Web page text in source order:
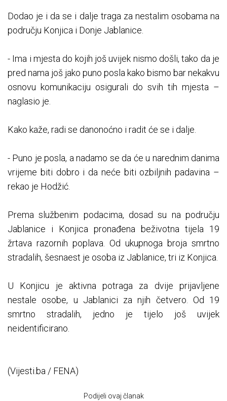
Dodao je i da se i dalje traga za nestalim osobama na
području Konjica i Donje Jablanice.
- Ima i mjesta do kojih još uvijek nismo došli, tako da je
pred nama još jako puno posla kako bismo bar nekakvu
osnovu komunikaciju osigurali do svih tih mjesta –
naglasio je.
Kako kaže, radi se danonoćno i radit će se i dalje.
- Puno je posla, a nadamo se da će u narednim danima
vrijeme biti dobro i da neće biti ozbiljnih padavina –
rekao je Hodžić.
Prema službenim podacima, dosad su na području
Jablanice i Konjica pronađena beživotna tijela 19
žrtava razornih poplava. Od ukupnoga broja smrtno
stradalih, šesnaest je osoba iz Jablanice, tri iz Konjica.
U Konjicu je aktivna potraga za dvije prijavljene
nestale osobe, u Jablanici za njih četvero. Od 19
smrtno stradalih, jedno je tijelo još uvijek
neidentificirano.
(Vijesti.ba / FENA)
Podijeli ovaj članak